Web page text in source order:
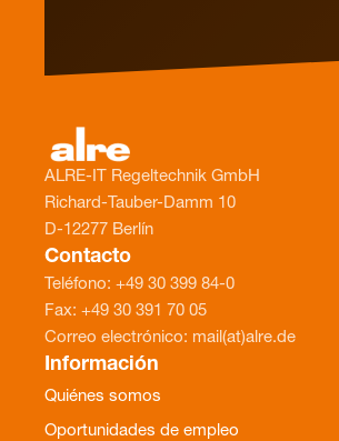
ALRE-IT Regeltechnik GmbH
Richard-Tauber-Damm 10
D-12277 Berlín
Contacto
Teléfono: +49 30 399 84-0
Fax: +49 30 391 70 05
Correo electrónico: mail(at)alre.de
Información
Quiénes somos
Oportunidades de empleo